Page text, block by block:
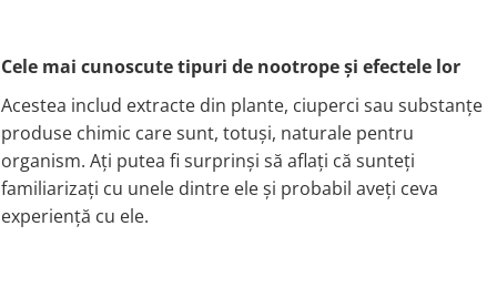
Cele mai cunoscute tipuri de nootrope și efectele lor
Acestea includ extracte din plante, ciuperci sau substanțe
produse chimic care sunt, totuși, naturale pentru
organism. Ați putea fi surprinși să aflați că sunteți
familiarizați cu unele dintre ele și probabil aveți ceva
experiență cu ele.